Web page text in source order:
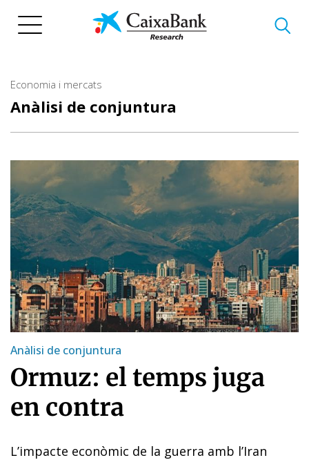
Economia i mercats
Anàlisi de conjuntura
Anàlisi de conjuntura
Ormuz: el temps juga
en contra
L’impacte econòmic de la guerra amb l’Iran